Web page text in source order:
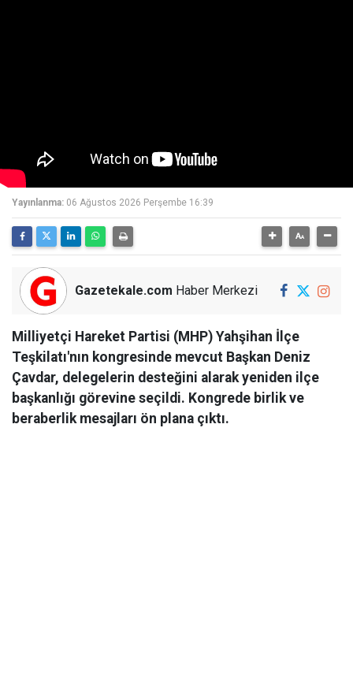
Yayınlanma: 06 Ağustos 2026 Perşembe 16:39
Gazetekale.com Haber Merkezi
Milliyetçi Hareket Partisi (MHP) Yahşihan İlçe
Teşkilatı'nın kongresinde mevcut Başkan Deniz
Çavdar, delegelerin desteğini alarak yeniden ilçe
başkanlığı görevine seçildi. Kongrede birlik ve
beraberlik mesajları ön plana çıktı.